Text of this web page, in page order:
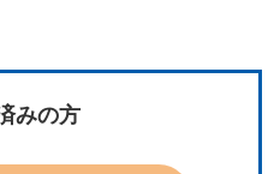
約内容と実際に相違があっ
ものとします。
みの方